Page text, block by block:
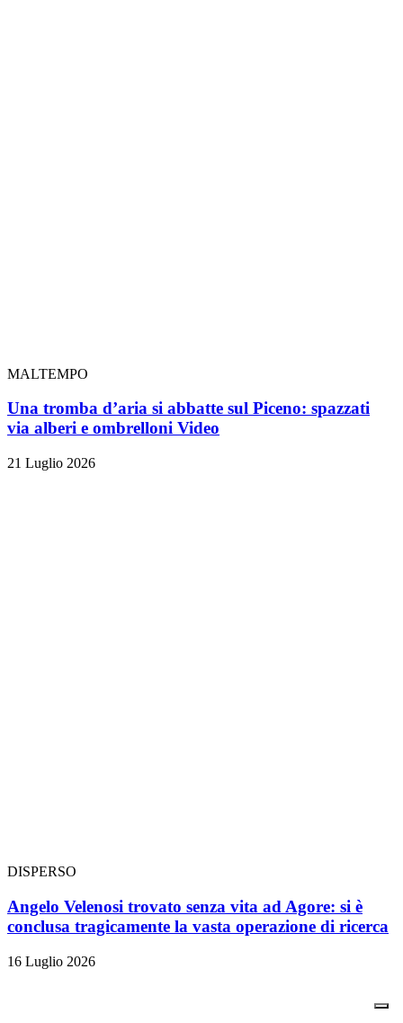
MALTEMPO
Una tromba d’aria si abbatte sul Piceno: spazzati
via alberi e ombrelloni Video
21 Luglio 2026
DISPERSO
Angelo Velenosi trovato senza vita ad Agore: si è
conclusa tragicamente la vasta operazione di ricerca
16 Luglio 2026